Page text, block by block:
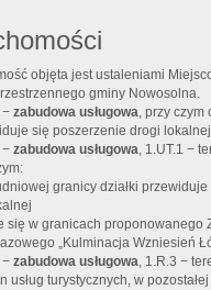
objęta jest ustaleniami
gminy Nowosolna.
− zabudowa usługowa, przy czym
się poszerzenie drogi
− zabudowa usługowa, 1.UT.1 −
granicy działki przewiduje
się w granicach proponowanego
„Kulminacja Wzniesień
− zabudowa usługowa, 1.R.3 −
usług turystycznych, w